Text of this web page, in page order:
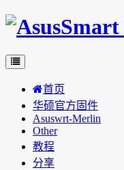
首页
华硕官方固件
Asuswrt-Merlin
Other
教程
分享